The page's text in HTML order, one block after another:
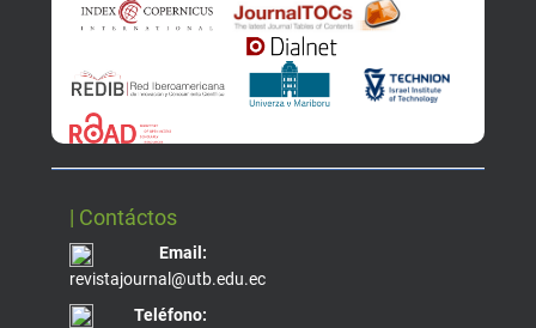
| Contáctos
Email:
revistajournal@utb.edu.ec
Teléfono: